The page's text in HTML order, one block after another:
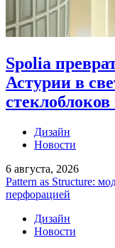
Spolia
Астурии в
Дизайн
Новости
6 августа, 2026
Pattern as Structure:
перфорацией
Дизайн
Новости